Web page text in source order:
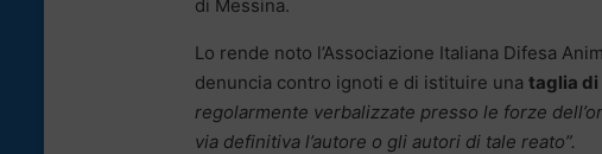
di Messina.
Lo rende noto l’Associazione Italiana Difesa
denuncia contro ignoti e di istituire una taglia di
regolarmente verbalizzate presso le forze
via definitiva l’autore o gli autori di tale reato”.